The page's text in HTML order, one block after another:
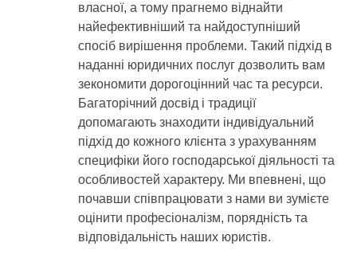
власної, а тому прагнемо віднайти
найефективніший та найдоступніший
спосіб вирішення проблеми. Такий підхід в
наданні юридичних послуг дозволить вам
зекономити дорогоцінний час та ресурси.
Багаторічний досвід і традиції
допомагають знаходити індивідуальний
підхід до кожного клієнта з урахуванням
специфіки його господарської діяльності та
особливостей характеру. Ми впевнені, що
почавши співпрацювати з нами ви зумієте
оцінити професіоналізм, порядність та
відповідальність наших юристів.